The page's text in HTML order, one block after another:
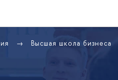
ысшая школа бизнеса